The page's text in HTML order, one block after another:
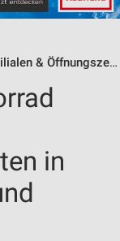
& Öffnungszeiten
in